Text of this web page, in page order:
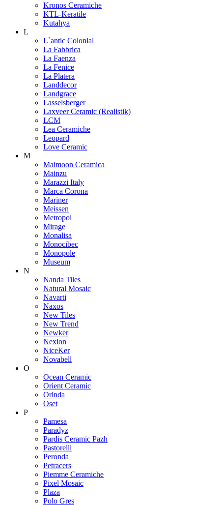
Kronos Ceramiche
KTL-Keratile
Kutahya
L
L`antic Colonial
La Fabbrica
La Faenza
La Fenice
La Platera
Landdecor
Landgrace
Lasselsberger
Laxveer Ceramic (Realistik)
LCM
Lea Ceramiche
Leopard
Love Ceramic
M
Maimoon Ceramica
Mainzu
Marazzi Italy
Marca Corona
Mariner
Meissen
Metropol
Mirage
Monalisa
Monocibec
Monopole
Museum
N
Nanda Tiles
Natural Mosaic
Navarti
Naxos
New Tiles
New Trend
Newker
Nexion
NiceKer
Novabell
O
Ocean Ceramic
Orient Ceramic
Orinda
Oset
P
Pamesa
Paradyz
Pardis Ceramic Pazh
Pastorelli
Peronda
Petracers
Piemme Ceramiche
Pixel Mosaic
Plaza
Polo Gres